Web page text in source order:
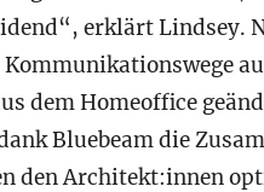
erklärt Lindsey.
Kommunikationswege
dem Homeoffice
Bluebeam die
den Architekt:innen